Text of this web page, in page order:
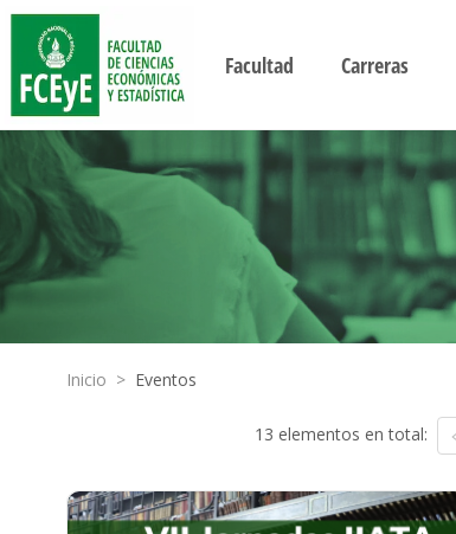
Facultad Carreras
Inicio > Eventos
13 elementos en total: